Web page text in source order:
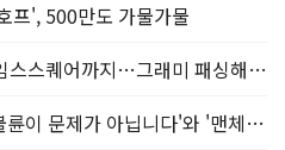
프', 500만도 가물가물
BTS, 메트라이프부터 타임스스퀘어까지…그래미 패싱해도 미 대륙 꿀꺽
[주간 쿠팡플레이] '지금 불륜이 문제가 아닙니다'와 '맨체스터 시티 VS 아틀레티코 마드리드 빅매치'